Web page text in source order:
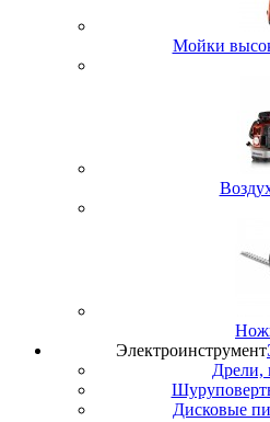
Мойки
Электроинструмент
Дрели,
Дисковые